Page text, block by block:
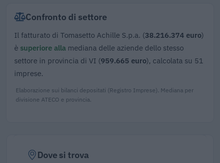
Confronto di settore
Il fatturato di Tomasetto Achille S.p.a. (38.216.374 euro)
è superiore alla mediana delle aziende dello stesso
settore in provincia di VI (959.665 euro), calcolata su 51
imprese.
Elaborazione sui bilanci depositati (Registro Imprese). Mediana per
divisione ATECO e provincia.
Dove si trova